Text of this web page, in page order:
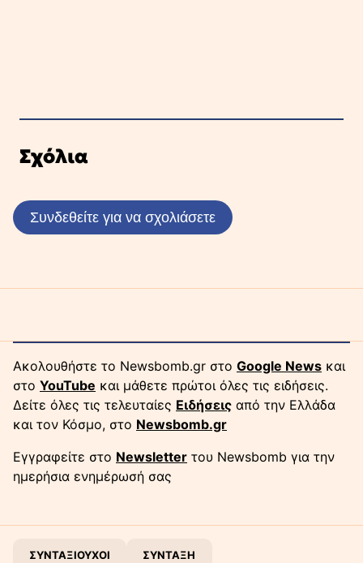
Σχόλια
Συνδεθείτε για να σχολιάσετε
Ακολουθήστε το Newsbomb.gr στο Google News και
στο YouTube και μάθετε πρώτοι όλες τις ειδήσεις.
Δείτε όλες τις τελευταίες Ειδήσεις από την Ελλάδα
και τον Κόσμο, στο Newsbomb.gr
Εγγραφείτε στο Newsletter του Newsbomb για την
ημερήσια ενημέρωσή σας
ΣΥΝΤΑΞΙΟΥΧΟΙ ΣΥΝΤΑΞΗ